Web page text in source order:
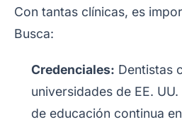
Con tantas clínicas, es
Busca:
Credenciales: Dentistas
universidades de EE.
de educación continua